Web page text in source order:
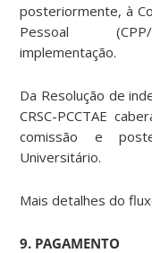
posteriormente, à
Pessoal (CPP/
implementação.
Da Resolução de
CRSC-PCCTAE
comissão e
Universitário.
Mais detalhes do
9. PAGAMENTO